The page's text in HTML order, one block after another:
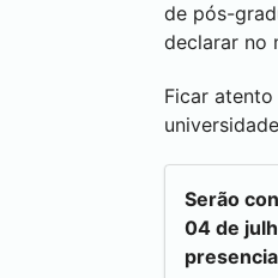
de pós-
declarar no
Ficar
Serão
04 de